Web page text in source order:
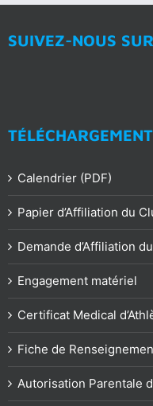
SUIVEZ-NOUS
Calendrier (PDF)
Papier d’Affiliation du
Demande d’Affiliation
Engagement matériel
Certificat Medical
Fiche de
Autorisation Parentale